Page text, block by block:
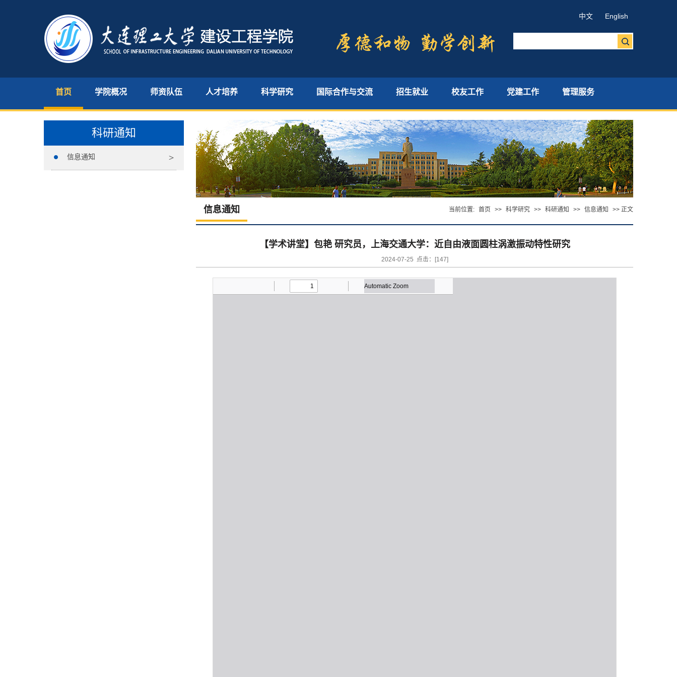
中文 English
首页 学院概况 师资队伍 人才培养 科学研究 国际合作与交流 招生就业 校友工作 党建工作 管理服务
科研通知
信息通知
信息通知 当前位置: 首页 >> 科学研究 >> 科研通知 >> 信息通知 >> 正文
【学术讲堂】包艳 研究员，上海交通大学：近自由液面圆柱涡激振动特性研究
2024-07-25 点击：[147]